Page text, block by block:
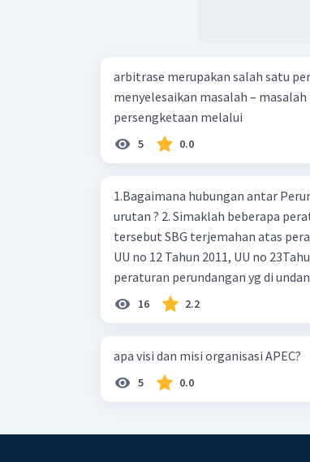
arbitrase merupakan salah satu
menyelesaikan masalah –
persengketaan melalui
5 0.0
1.Bagaimana hubungan antar
urutan ? 2. Simaklah beberapa peraturan perundangan apakah peraturan
tersebut SBG terjemahan atas
UU no 12 Tahun 2011, UU no 23Tahun
peraturan perundangan yg di
2003 4.sebutkan produk UU atas perintah UUD NRI Tahun 1945 ( pasal18, pasal
22, pasal 23, Pasal 26 , Pasal
16 2.2
apa visi dan misi organisasi APEC?
5 0.0